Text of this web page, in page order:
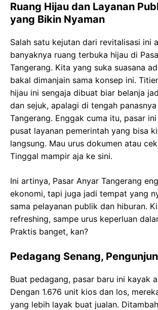
Ruang Hijau dan Layanan
yang Bikin Nyaman
Salah satu kejutan dari revitalisasi ini
banyaknya ruang terbuka hijau di
Tangerang. Kita yang suka suasana
bakal dimanjain sama konsep ini.
hijau ini sengaja dibuat biar belanja
dan sejuk, apalagi di tengah panasnya
Tangerang. Enggak cuma itu, pasar
pusat layanan pemerintah yang bisa
langsung. Mau urus dokumen atau
Tinggal mampir aja ke sini.
Ini artinya, Pasar Anyar Tangerang
ekonomi, tapi juga jadi tempat yang
sama pelayanan publik dan hiburan.
refreshing, sampe urus keperluan
Praktis banget, kan?
Pedagang Senang,
Buat pedagang, pasar baru ini kayak
Dengan 1.676 unit kios dan los,
yang lebih layak buat jualan.